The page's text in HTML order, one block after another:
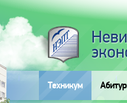
Техникум